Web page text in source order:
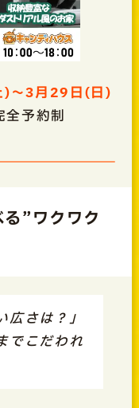
～3月29日(日)
予約制
”ワクワク
広さは？」
でこだわれ